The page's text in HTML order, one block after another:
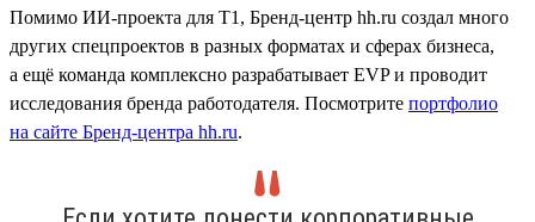
Помимо ИИ-проекта для T1, Бренд-центр hh.ru создал много
других спецпроектов в разных форматах и сферах бизнеса,
а ещё команда комплексно разрабатывает EVP и проводит
исследования бренда работодателя. Посмотрите портфолио
на сайте Бренд-центра hh.ru.